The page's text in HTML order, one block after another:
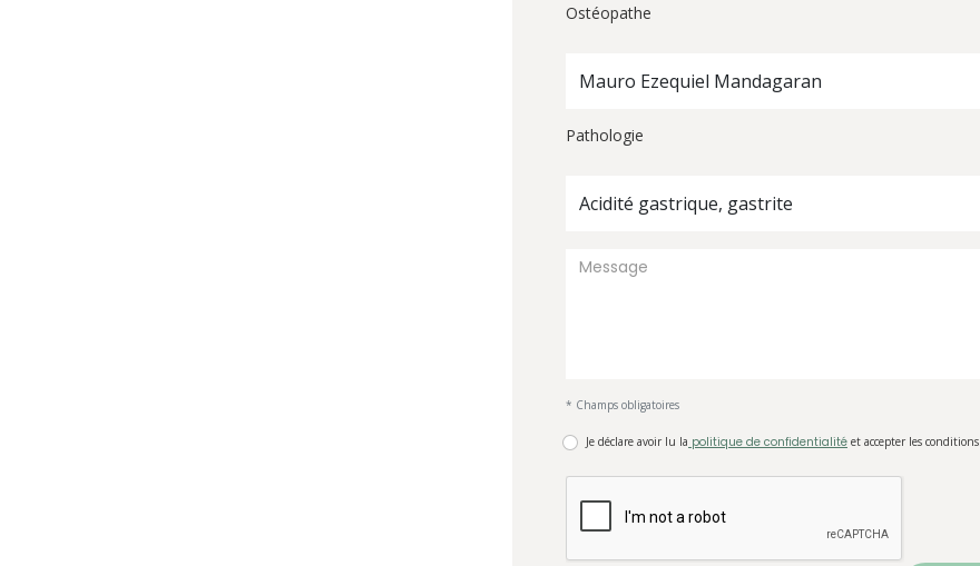
Ostéopathe
Mauro Ezequiel Mandagaran
Pathologie
Acidité gastrique, gastrite
* Champs obligatoires
Je déclare avoir lu la politique de confidentialité et accepter les conditions.